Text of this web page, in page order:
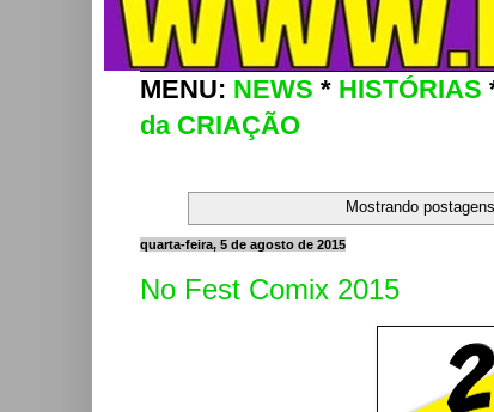
MENU: NEWS * HISTÓRIAS
da CRIAÇÃO
Mostrando
quarta-feira, 5 de agosto de 2015
No Fest Comix 2015